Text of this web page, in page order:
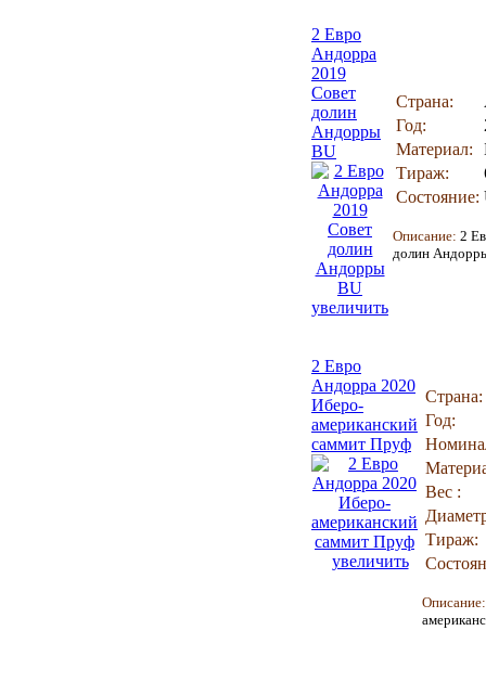
2 Евро
Андорра
2019
Совет
долин
Андорры
BU
увеличить
Страна:
Год:
Материал:
Тираж:
Состояние:
Описание: 2
долин
2 Евро
Андорра 2020
Иберо-
американский
саммит Пруф
увеличить
Страна:
Год:
Вес :
Тираж: